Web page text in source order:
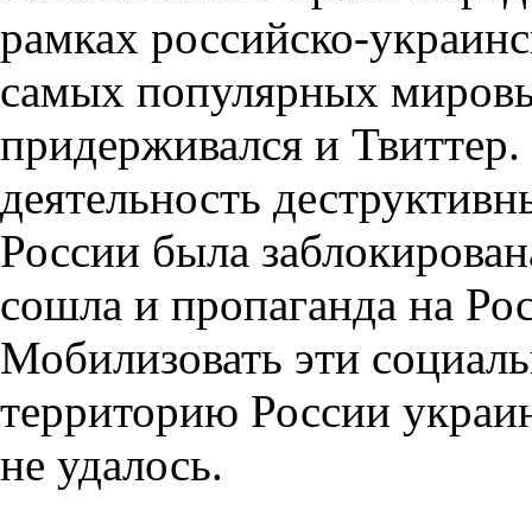
рамках российско-
самых популярных
придерживался и
деятельность
России была
сошла и пропаганда на
Мобилизовать эти
территорию России
не удалось.